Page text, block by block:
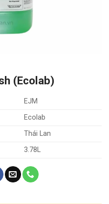
(Ecolab)
EJM
Ecolab
Thái Lan
3.78L